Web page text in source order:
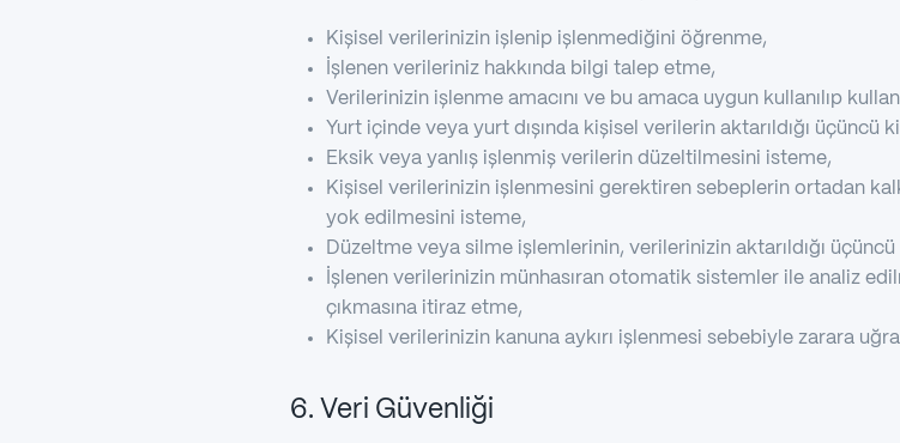
Kişisel verilerinizin işlenip işlenmediğini öğrenme,
İşlenen verileriniz hakkında bilgi talep etme,
Verilerinizin işlenme amacını ve bu amaca uygun kullanılıp
Yurt içinde veya yurt dışında kişisel verilerin aktarıldığı üçüncü
Eksik veya yanlış işlenmiş verilerin düzeltilmesini isteme,
Kişisel verilerinizin işlenmesini gerektiren sebeplerin ortadan
yok edilmesini isteme,
Düzeltme veya silme işlemlerinin, verilerinizin aktarıldığı
İşlenen verilerinizin münhasıran otomatik sistemler ile analiz
çıkmasına itiraz etme,
Kişisel verilerinizin kanuna aykırı işlenmesi sebebiyle zarara
6. Veri Güvenliği